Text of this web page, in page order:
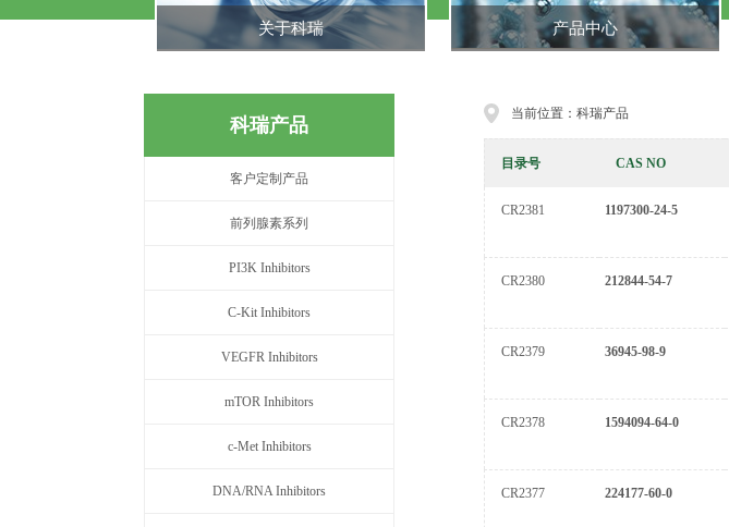
关于科瑞 产品中心
科瑞产品
客户定制产品
前列腺素系列
PI3K Inhibitors
C-Kit Inhibitors
VEGFR Inhibitors
mTOR Inhibitors
c-Met Inhibitors
DNA/RNA Inhibitors
当前位置：科瑞产品
目录号 CAS NO
CR2381 1197300-24-5
CR2380 212844-54-7
CR2379 36945-98-9
CR2378 1594094-64-0
CR2377 224177-60-0